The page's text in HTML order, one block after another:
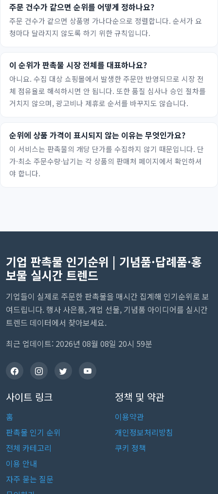
주문 건수가 같으면 순위를 어떻게 정하나요?
주문 건수가 같으면 상품명 가나다순으로 정렬합니다. 순서가 요
청마다 달라지지 않도록 하기 위한 규칙입니다.
이 순위가 판촉물 시장 전체를 대표하나요?
아니요. 수집 대상 쇼핑몰에서 발생한 주문만 반영되므로 시장 전
체 점유율로 해석하시면 안 됩니다. 또한 품질 심사나 승인 절차를
거치지 않으며, 광고비나 제휴로 순서를 바꾸지도 않습니다.
순위에 상품 가격이 표시되지 않는 이유는 무엇인가요?
이 서비스는 판촉물의 개당 단가를 수집하지 않기 때문입니다. 단
가·최소 주문수량·납기는 각 상품의 판매처 페이지에서 확인하셔
야 합니다.
기업 판촉물 인기순위 | 기념품·답례품·홍
보물 실시간 트렌드
기업들이 실제로 주문한 판촉물을 매시간 집계해 인기순위로 보
여드립니다. 행사 사은품, 개업 선물, 기념품 아이디어를 실시간
트렌드 데이터에서 찾아보세요.
최근 업데이트: 2026년 08월 08일 20시 59분
사이트 링크
홈
판촉물 인기 순위
전체 카테고리
이용 안내
자주 묻는 질문
정책 및 약관
이용약관
개인정보처리방침
쿠키 정책